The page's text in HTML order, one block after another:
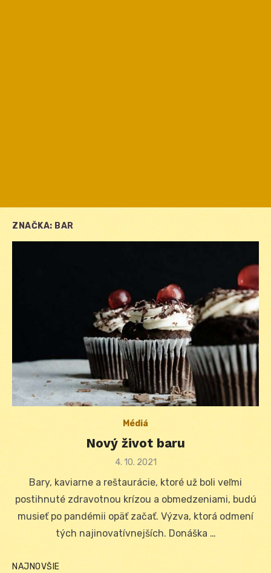
ZNAČKA: BAR
Médiá
Nový život baru
Posted
4. 10. 2021
Bary, kaviarne a reštaurácie, ktoré už boli veľmi
postihnuté zdravotnou krízou a obmedzeniami, budú
musieť po pandémii opäť začať. Výzva, ktorá odmení
tých najinovatívnejších. Donáška …
NAJNOVŠIE